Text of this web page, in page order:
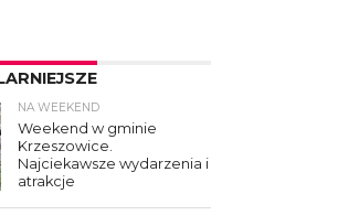
NA WEEKEND
Weekend w gminie
Krzeszowice.
Najciekawsze wydarzenia i
atrakcje